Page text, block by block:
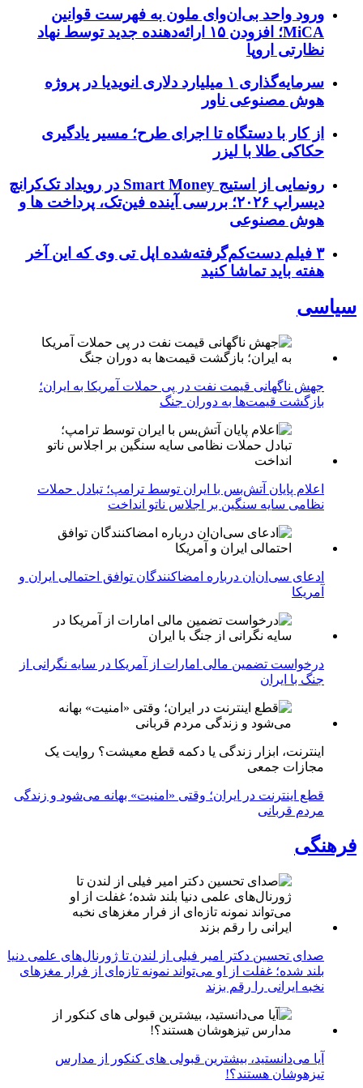
ورود واحد بی‌ان‌وای ملون به فهرست قوانین
MiCA؛ افزودن ۱۵ ارائه‌دهنده جدید توسط نهاد
نظارتی اروپا
سرمایه‌گذاری ۱ میلیارد دلاری انویدیا در پروژه
هوش مصنوعی ناور
از کار با دستگاه تا اجرای طرح؛ مسیر یادگیری
حکاکی طلا با لیزر
رونمایی از استیج Smart Money در رویداد تک‌کرانچ
دیسراپ ۲۰۲۶؛ بررسی آینده فین‌تک، پرداخت‌ ها و
هوش مصنوعی
۳ فیلم دست‌کم‌گرفته‌شده اپل تی وی که این آخر
هفته باید تماشا کنید
سیاسی
جهش ناگهانی قیمت نفت در پی حملات آمریکا به ایران؛
بازگشت قیمت‌ها به دوران جنگ
اعلام پایان آتش‌بس با ایران توسط ترامپ؛ تبادل حملات
نظامی سایه سنگین بر اجلاس ناتو انداخت
ادعای سی‌ان‌ان درباره امضاکنندگان توافق احتمالی ایران و
آمریکا
درخواست تضمین مالی امارات از آمریکا در سایه نگرانی از
جنگ با ایران
اینترنت، ابزار زندگی یا دکمه قطع معیشت؟ روایت یک
مجازات جمعی
قطع اینترنت در ایران؛ وقتی «امنیت» بهانه می‌شود و زندگی
مردم قربانی
فرهنگی
صدای تحسین دکتر امیر فیلی از لندن تا ژورنال‌های علمی دنیا
بلند شده؛ غفلت از او می‌تواند نمونه تازه‌ای از فرار مغزهای
نخبه ایرانی را رقم بزند
آیا می‌دانستید، بیشترین قبولی های کنکور از مدارس
تیزهوشان هستند؟!